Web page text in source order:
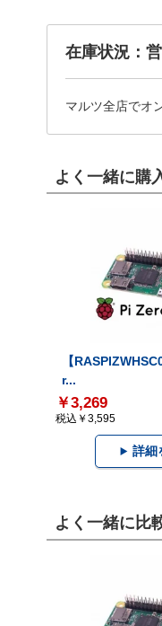
在庫状況：
マルツ全店でオ
よく一緒に購
【
r...
￥3,269
税込￥3,595
詳細
よく一緒に比